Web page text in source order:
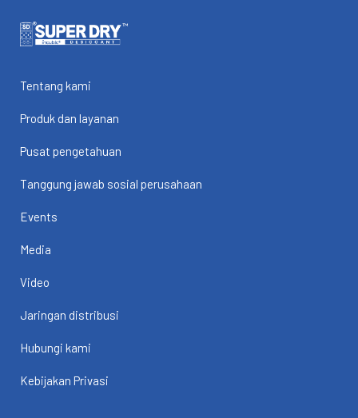
Tentang kami
Produk dan layanan
Pusat pengetahuan
Tanggung jawab sosial perusahaan
Events
Media
Video
Jaringan distribusi
Hubungi kami
Kebijakan Privasi